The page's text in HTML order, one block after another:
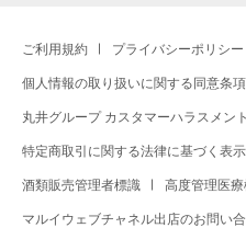
ご利用規約 プライバシーポリシー
個人情報の取り扱いに関する同意条項
丸井グループ カスタマーハラスメン
特定商取引に関する法律に基づく表示
酒類販売管理者標識 高度管理医
マルイウェブチャネル出店のお問い